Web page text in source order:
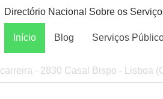
Directório Nacional Sobre os
Início Blog Serviços
carreira - 2830 Casal Bispo - Lisboa